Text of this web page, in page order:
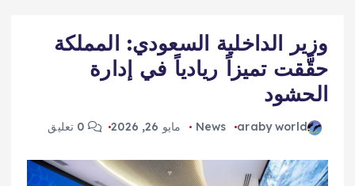
وزير الداخلية السعودي: المملكة
حقَّقت تميزاً ريادياً في إدارة
الحشود
araby world
News مايو 26, 2026